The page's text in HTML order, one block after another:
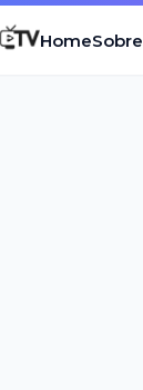
HomeSobre